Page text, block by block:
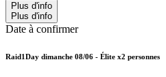
Plus d'info
Plus d'info
Date à confirmer
Raid1Day dimanche 08/06 - Élite x2 personnes